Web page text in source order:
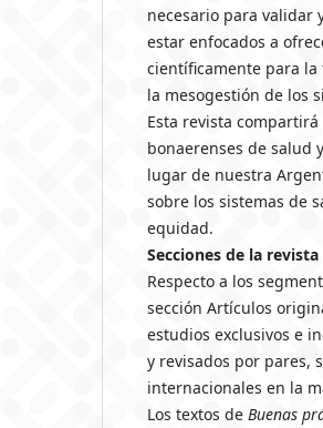
necesario para validar
estar enfocados a
científicamente para la
la mesogestión de los
Esta revista
bonaerenses de salud
lugar de nuestra
sobre los sistemas de
equidad.
Secciones de la revista
Respecto a los
sección Artículos
estudios exclusivos e
y revisados por pares,
internacionales en la
Los textos de Buenas